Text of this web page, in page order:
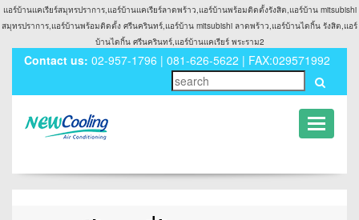
แอร์บ้านแคเรียร์สมุทรปราการ,แอร์บ้านแคเรียร์ลาดพร้าว,แอร์บ้านพร้อมติดตั้งรังสิต,แอร์บ้าน mitsubishi
สมุทรปราการ,แอร์บ้านพร้อมติดตั้ง ศรีนครินทร์,แอร์บ้าน mitsubishi ลาดพร้าว,แอร์บ้านไดกิ้น รังสิต,แอร์
บ้านไดกิ้น ศรีนครินทร์,แอร์บ้านแคเรียร์ พระราม2
Contact us: 02-957-1796 | 081-626-5622 | FAX:029571992
Toggle